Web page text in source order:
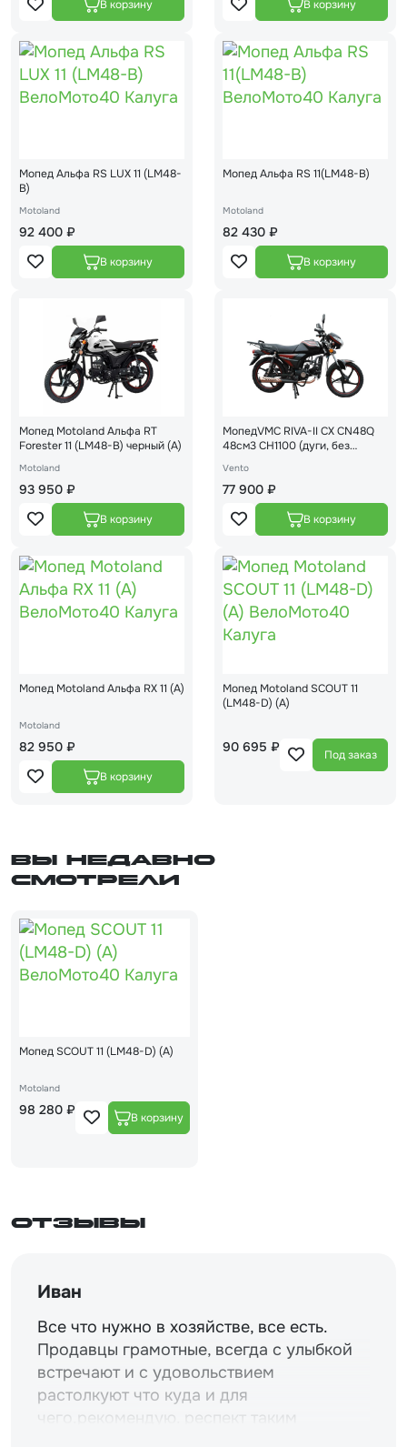
Мопед Альфа RS LUX 11 (LM48-
B)
Motoland
92 400 ₽
Мопед Альфа RS 11(LM48-B)
Motoland
82 430 ₽
Мопед Motoland Альфа RT
Forester 11 (LM48-B) черный (A)
Motoland
93 950 ₽
МопедVMC RIVA-II CX CN48Q
48см3 CH1100 (дуги, без
Vento
77 900 ₽
Мопед Motoland Альфа RX 11 (А)
Motoland
82 950 ₽
Мопед Motoland SCOUT 11
(LM48-D) (A)
90 695 ₽ Под заказ
Вы недавно
смотрели
Мопед SCOUT 11 (LM48-D) (A)
Motoland
98 280 ₽
Отзывы
Иван
Все что нужно в хозяйстве, все есть.
Продавцы грамотные, всегда с улыбкой
встречают и с удовольствием
растолкуют что куда и для
чего.рекомендую. респект таким